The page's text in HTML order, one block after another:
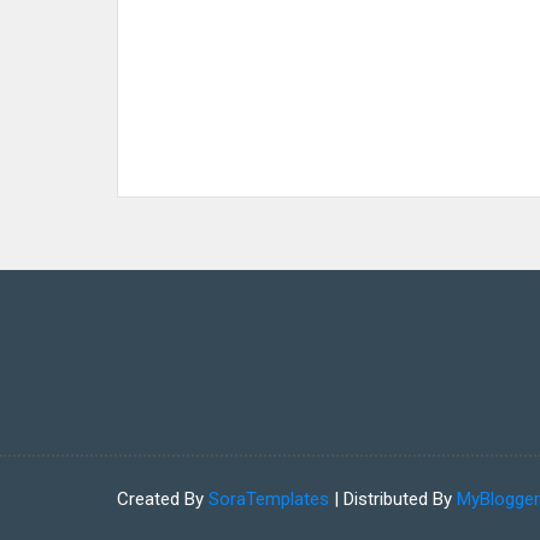
Created By SoraTemplates | Distributed By